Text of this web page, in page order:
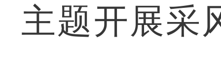
主题开展采